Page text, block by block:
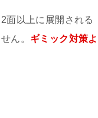
面以上に展開される
ん。 ギミック対策よ